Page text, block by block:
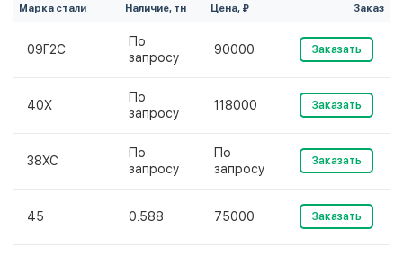
Марка стали Наличие, тн Цена, ₽ Заказ
09Г2С
По
запросу
90000 Заказать
40Х
По
запросу
118000 Заказать
38ХС
По
запросу
По
запросу
Заказать
45 0.588 75000 Заказать